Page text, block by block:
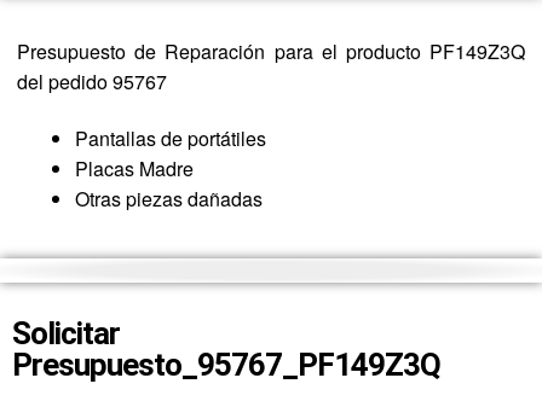
Presupuesto de Reparación para el producto PF149Z3Q
del pedido 95767
Pantallas de portátiles
Placas Madre
Otras piezas dañadas
Solicitar
Presupuesto_95767_PF149Z3Q